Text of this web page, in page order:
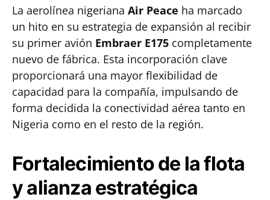
La aerolínea nigeriana Air Peace ha marcado
un hito en su estrategia de expansión al recibir
su primer avión Embraer E175 completamente
nuevo de fábrica. Esta incorporación clave
proporcionará una mayor flexibilidad de
capacidad para la compañía, impulsando de
forma decidida la conectividad aérea tanto en
Nigeria como en el resto de la región.
Fortalecimiento de la flota
y alianza estratégica